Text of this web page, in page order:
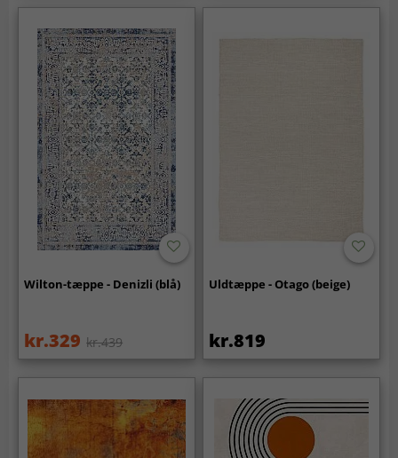
Wilton-tæppe - Denizli (blå)
kr.329 kr.439
Uldtæppe - Otago (beige)
kr.819